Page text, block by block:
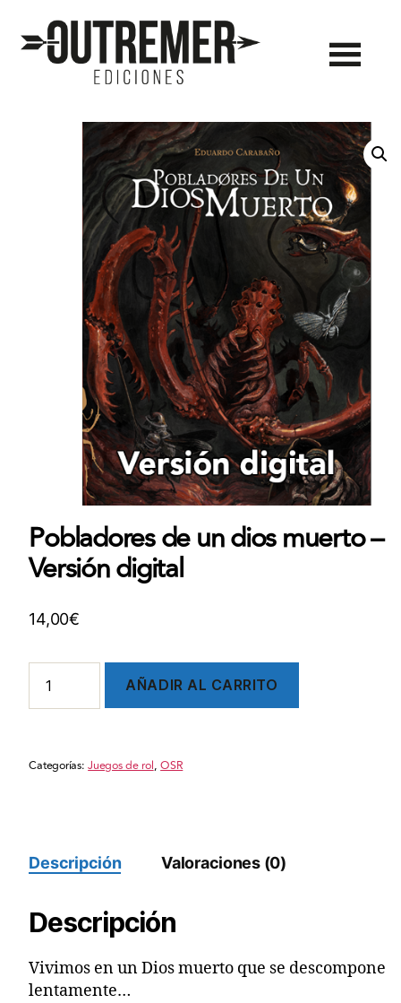
Pobladores de un dios muerto –
Versión digital
14,00€
un
muerto
AÑADIR AL CARRITO
Categorías:Juegos de rol,OSR
Descripción Valoraciones (0)
Descripción
Vivimos en un Dios muerto que se descompone
lentamente…